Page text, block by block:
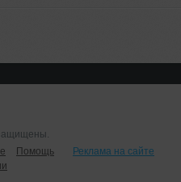
Помощь
Реклама на сайте